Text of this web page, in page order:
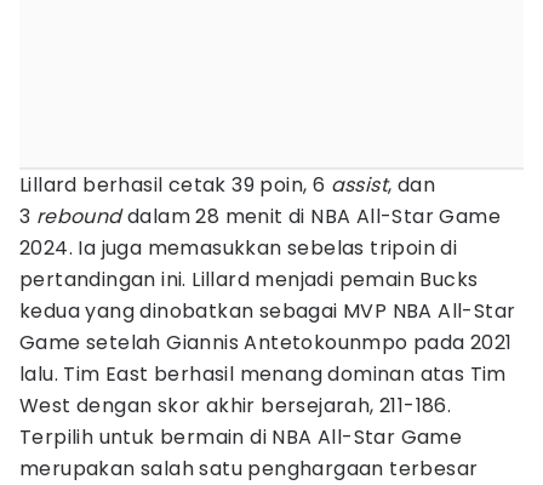
Lillard berhasil cetak 39 poin, 6 assist, dan
3 rebounddalam 28 menit di NBA All-Star Game
2024. Ia juga memasukkan sebelas tripoin di
pertandingan ini. Lillard menjadi pemain Bucks
kedua yang dinobatkan sebagai MVP NBA All-Star
Game setelah Giannis Antetokounmpo pada 2021
lalu. Tim East berhasil menang dominan atas Tim
West dengan skor akhir bersejarah, 211-186.
Terpilih untuk bermain di NBA All-Star Game
merupakan salah satu penghargaan terbesar